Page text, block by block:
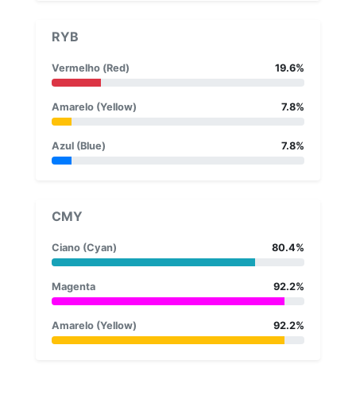
RYB
Vermelho (Red) 19.6%
Amarelo (Yellow) 7.8%
Azul (Blue) 7.8%
CMY
Ciano (Cyan) 80.4%
Magenta 92.2%
Amarelo (Yellow) 92.2%